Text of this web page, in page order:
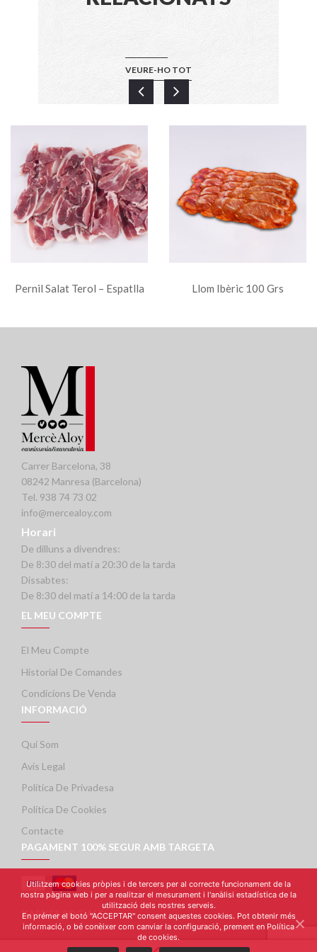
VEURE-HO TOT
Pernil Salat Terol – Espatlla
Llom Ibèric 100 Grs
Carrer Barcelona, 38
08242 Manresa (Barcelona)
Tel. 938 74 73 02
info@mercealoy.com
Horari
De dilluns a divendres:
De 8:30 del matí a 20:30 de la tarda
Dissabtes:
De 8:30 del matí a 14:00 de la tarda
EL MEU COMPTE
El Meu Compte
Historial De Comandes
Condicions De Venda
INFORMACIÓ
Qui Som
Avís Legal
Política De Privadesa
Política De Cookies
Contacte
PAGAMENT 100% SEGUR AMB TARGETA
XARXES SOCIALS
Utilitzem cookies pròpies i de tercers per al correcte funcionament de la
nostra pàgina web i per a realitzar el mesurament i l'anàlisi estadística de la
utilització dels nostres serveis.
En prémer el botó "ACCEPTAR" consent aquestes cookies. Pot obtenir més
informació, o bé conèixer com canviar la configuració, prement en Política
de cookies.